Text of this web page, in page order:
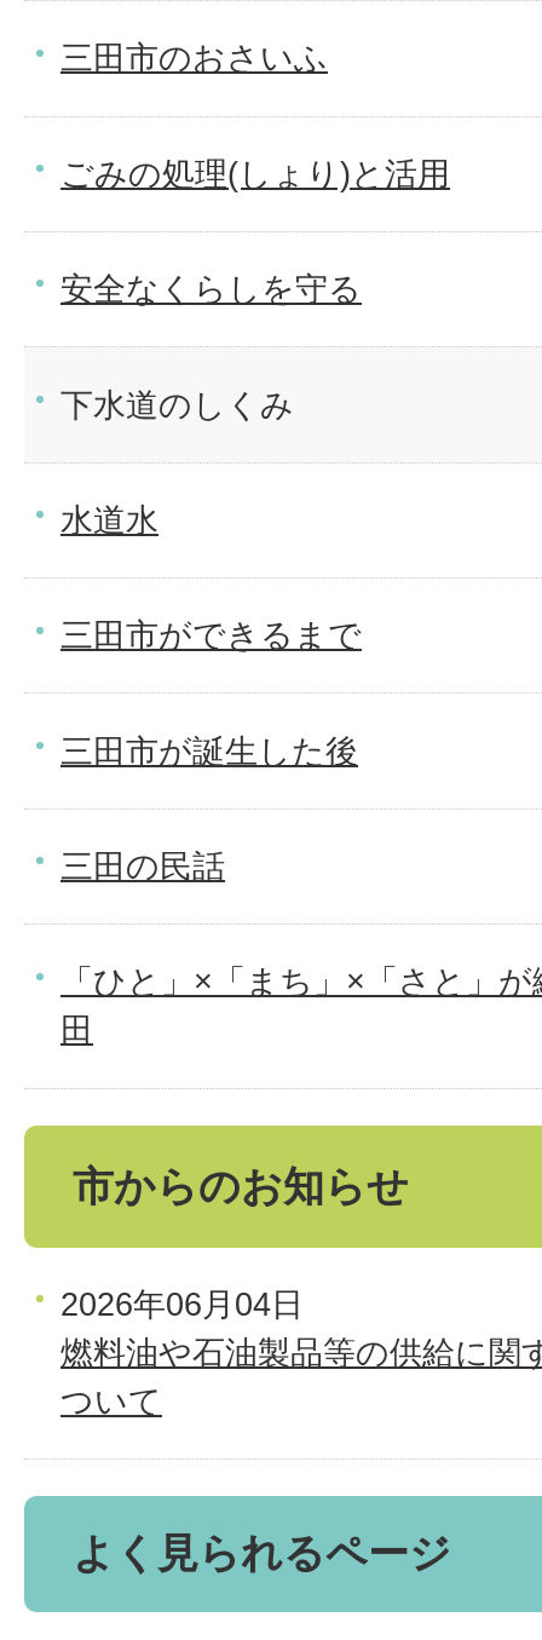
三田市のおさいふ
ごみの処理(しょり)と活用
安全なくらしを守る
下水道のしくみ
水道水
三田市ができるまで
三田市が誕生した後
三田の民話
「ひと」×「まち」×「さと」
田
市からのお知らせ
2026年06月04日
燃料油や石油製品等の供給に関
ついて
よく見られるページ